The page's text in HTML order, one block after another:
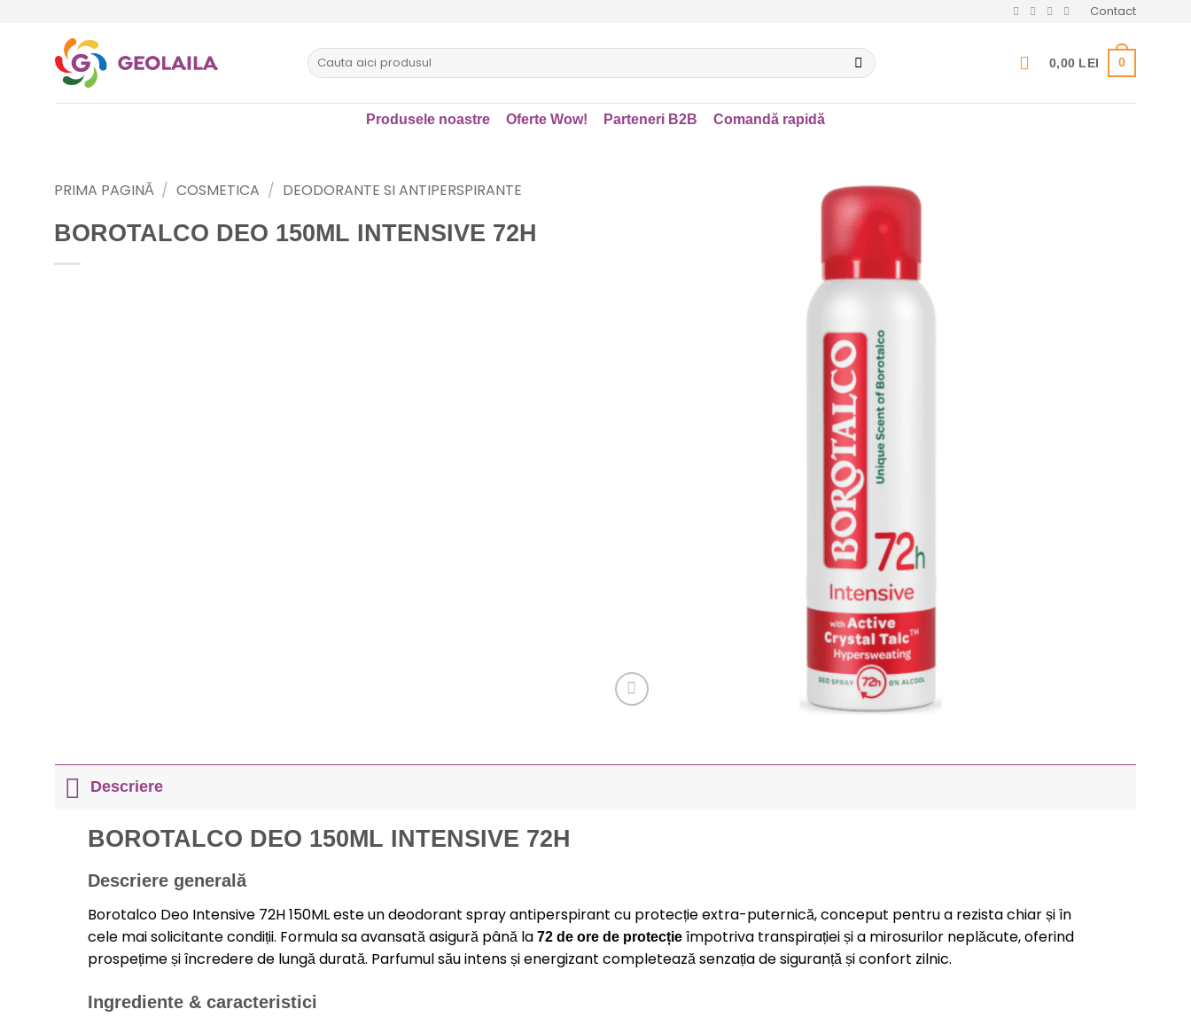
Contact
Caută
după:
0,00 LEI 0
Produsele noastre Oferte Wow! Parteneri B2B Comandă rapidă
PRIMA PAGINĂ / COSMETICA / DEODORANTE SI ANTIPERSPIRANTE
BOROTALCO DEO 150ML INTENSIVE 72H
Descriere
BOROTALCO DEO 150ML INTENSIVE 72H
Descriere generală
Borotalco Deo Intensive 72H 150ML este un deodorant spray antiperspirant cu protecție extra-puternică, conceput pentru a rezista chiar și în
cele mai solicitante condiții. Formula sa avansată asigură până la 72 de ore de protecțieîmpotriva transpirației și a mirosurilor neplăcute, oferind
prospețime și încredere de lungă durată. Parfumul său intens și energizant completează senzația de siguranță și confort zilnic.
Ingrediente & caracteristici